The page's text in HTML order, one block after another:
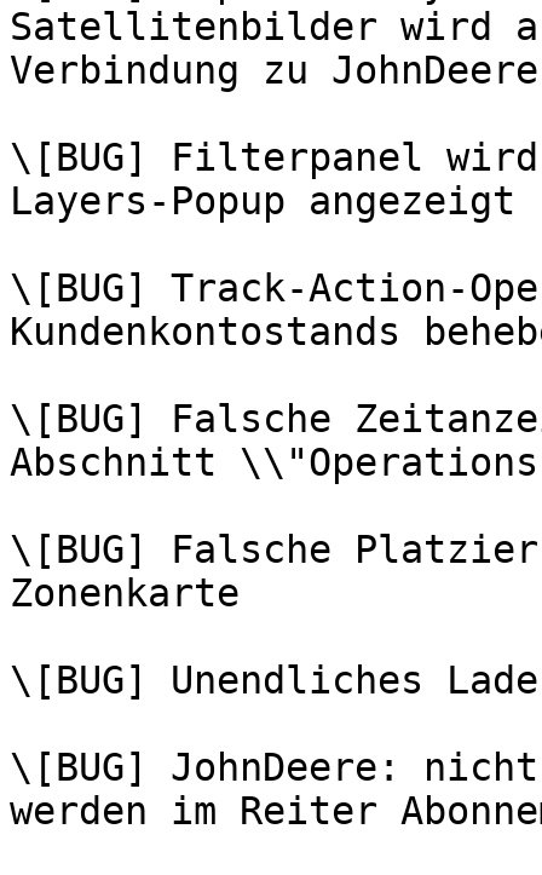
Satellitenbilder wird
Verbindung zu
\[BUG] Filterpanel
Layers-Popup angezeigt
\[BUG] Track-Action-
Kundenkontostands
\[BUG] Falsche
Abschnitt
\[BUG] Falsche
Zonenkarte
\[BUG] Unendliches
\[BUG] JohnDeere:
werden im Reiter